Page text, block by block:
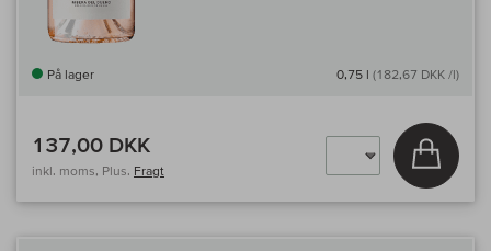
På lager 0,75 l (182,67 DKK /l)
137,00 DKK
inkl. moms, Plus. Fragt
Læg i